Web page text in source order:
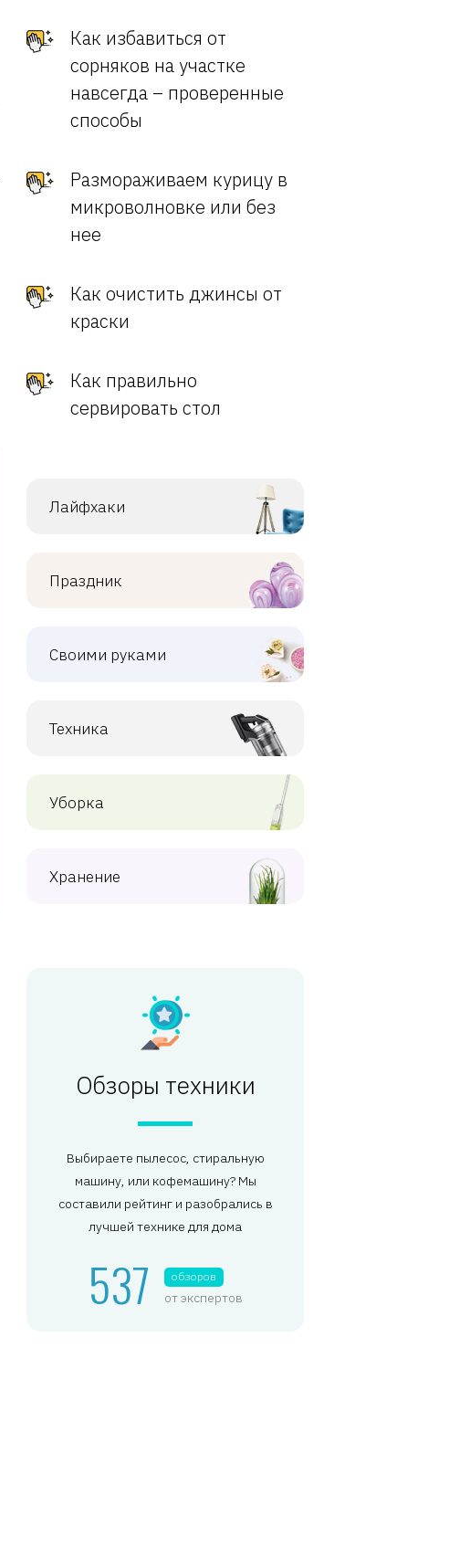
Как избавиться от
сорняков на участке
навсегда – проверенные
способы
Размораживаем курицу в
микроволновке или без
нее
Как очистить джинсы от
краски
Как правильно
сервировать стол
Лайфхаки
Праздник
Своими руками
Техника
Уборка
Хранение
Обзоры техники
Выбираете пылесос, стиральную
машину, или кофемашину? Мы
составили рейтинг и разобрались в
лучшей технике для дома
537 обзоров
от экспертов